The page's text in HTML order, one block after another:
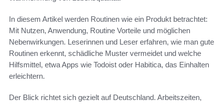
In diesem Artikel werden Routinen wie ein Produkt betrachtet:
Mit Nutzen, Anwendung, Routine Vorteile und möglichen
Nebenwirkungen. Leserinnen und Leser erfahren, wie man gute
Routinen erkennt, schädliche Muster vermeidet und welche
Hilfsmittel, etwa Apps wie Todoist oder Habitica, das Einhalten
erleichtern.
Der Blick richtet sich gezielt auf Deutschland. Arbeitszeiten,